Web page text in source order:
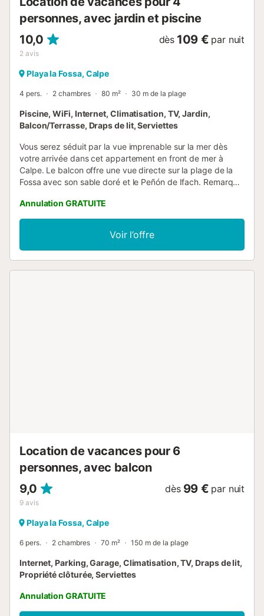
personnes, avec jardin et piscine
10,0
2 avis
dès 109 € par nuit
Playa la Fossa, Calpe
4 pers. 2 chambres 80 m² 30 m de la plage
Piscine, WiFi, Internet, Climatisation, TV, Jardin,
Balcon/Terrasse, Draps de lit, Serviettes
Vous serez séduit par la vue imprenable sur la mer dès
votre arrivée dans cet appartement en front de mer à
Calpe. Le balcon offre une vue directe sur la plage de la
Fossa avec son sable doré et le Peñón de Ifach. Remarque
centre-ville de Calpe. Avec un salon/salle à manger
ensoleillé et deux chambres confortables, cet appartement
lumineux est bien équipé pour un séjour confortable avec
climatisation, WiFi. Si vous le souhaitez, vous n'aurez pas
vraiment besoin de prendre votre voiture - tout est à
Annulation GRATUITE
Voir l’offre
Location de vacances pour 6
personnes, avec balcon
9,0
9 avis
dès 99 € par nuit
Playa la Fossa, Calpe
6 pers. 2 chambres 70 m² 150 m de la plage
Internet, Parking, Garage, Climatisation, TV, Draps de lit,
Propriété clôturée, Serviettes
Annulation GRATUITE